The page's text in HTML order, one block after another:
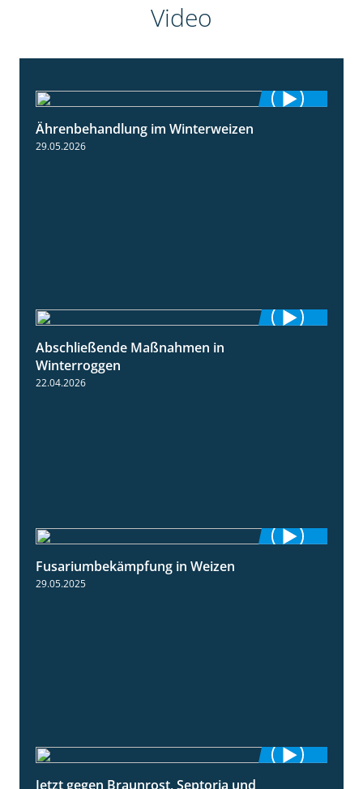
Video
Ährenbehandlung im Winterweizen
29.05.2026
Abschließende Maßnahmen in
Winterroggen
22.04.2026
Fusariumbekämpfung in Weizen
29.05.2025
Jetzt gegen Braunrost, Septoria und